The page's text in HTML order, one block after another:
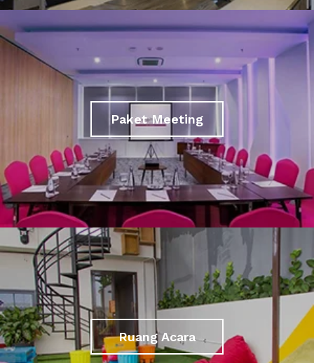
Paket Meeting
Ruang Acara